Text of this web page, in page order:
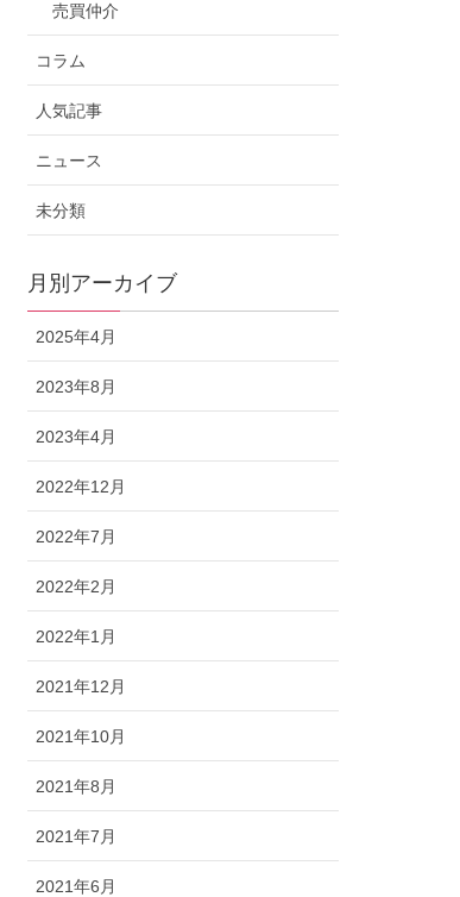
売買仲介
コラム
人気記事
ニュース
未分類
月別アーカイブ
2025年4月
2023年8月
2023年4月
2022年12月
2022年7月
2022年2月
2022年1月
2021年12月
2021年10月
2021年8月
2021年7月
2021年6月